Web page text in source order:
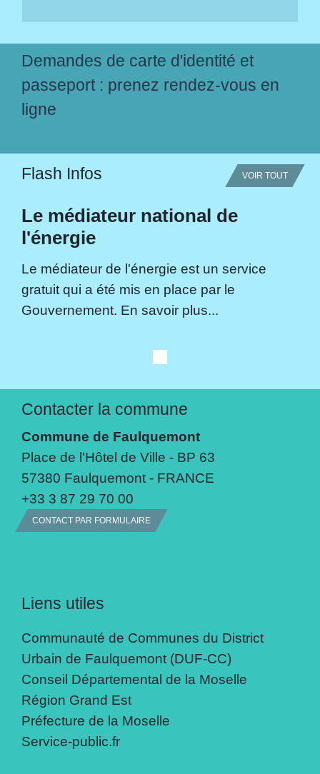
Demandes de carte d'identité et
passeport : prenez rendez-vous en
ligne
Flash Infos VOIR TOUT
Le médiateur national de
l'énergie
Le médiateur de l'énergie est un service
gratuit qui a été mis en place par le
Gouvernement. En savoir plus...
Contacter la commune
Commune de Faulquemont
Place de l'Hôtel de Ville - BP 63
57380 Faulquemont - FRANCE
+33 3 87 29 70 00
CONTACT PAR FORMULAIRE
Liens utiles
Communauté de Communes du District
Urbain de Faulquemont (DUF-CC)
Conseil Départemental de la Moselle
Région Grand Est
Préfecture de la Moselle
Service-public.fr